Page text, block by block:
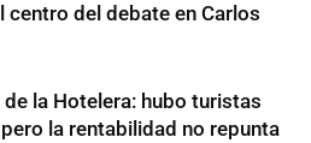
centro del debate en Carlos
de la Hotelera: hubo turistas
la rentabilidad no repunta